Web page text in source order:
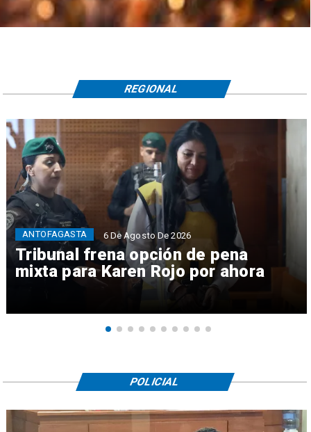
Tribunal frena opción de pena
mixta para Karen Rojo por ahora
ANTOFAGASTA 6 De Agosto De 2026
REGIONAL
POLICIAL